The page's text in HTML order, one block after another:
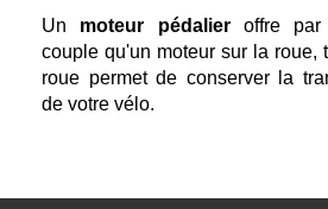
Un
moteur pédalier
offre
couple qu'un moteur sur la roue,
roue permet de conserver la
de votre vélo.